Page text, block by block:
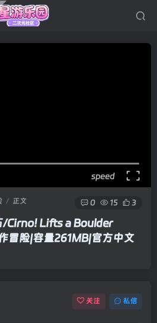
speed
正文 0 15 3
/Cirno! Lifts a Boulder
冒险|容量261MB|官方中文
关注 私信